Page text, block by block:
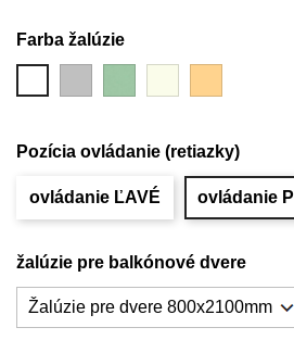
Farba žalúzie
(9)
Pozícia ovládanie (retiazky)
ovládanie ĽAVÉ ovládanie
žalúzie pre balkónové dvere